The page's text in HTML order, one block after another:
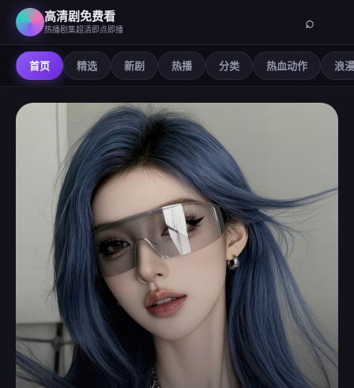
高清剧免费看
热播剧集超清即点即播 ⌕
首页 精选 新剧 热播 分类 热血动作 浪
高清剧免费看-在线观看免费